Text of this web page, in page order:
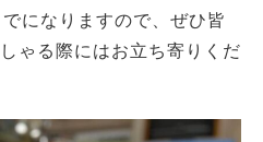
になりますので、ぜひ皆
ゃる際にはお立ち寄りくだ